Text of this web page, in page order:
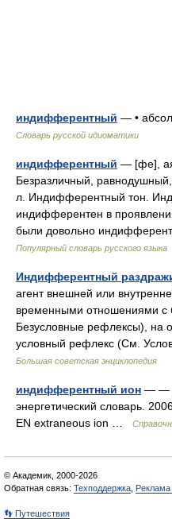
индифферентный — •
Словарь русской идиоматики
индифферентный — [фе],
Безразличный,
л. Индифферентный тон.
индифферентен в
были довольно
Популярный словарь русского языка
Индифферентный
агент внешней или
временными отношениями с
Безусловные рефлексы), на
условный рефлекс (См.
Большая советская энциклопедия
индифферентный ион — —
энергетический словарь.
EN extraneous ion …
© Академик, 2000-2026
Обратная связь: Техподдержка Реклама
👣 Путешествия